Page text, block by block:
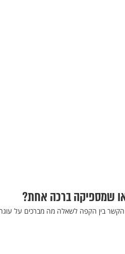
שמספיקה ברכה אחת?
בין הקפה לשאלה מה מברכים על